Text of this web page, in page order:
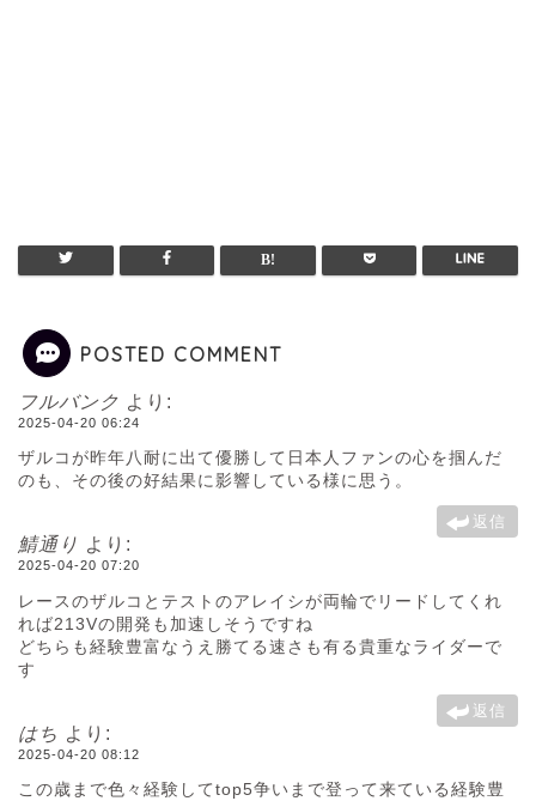
POSTED COMMENT
フルバンク より:
2025-04-20 06:24
ザルコが昨年八耐に出て優勝️して日本人ファンの心を掴んだ
のも、その後の好結果に影響している様に思う。
返信
鯖通り より:
2025-04-20 07:20
レースのザルコとテストのアレイシが両輪でリードしてくれ
れば213Vの開発も加速しそうですね
どちらも経験豊富なうえ勝てる速さも有る貴重なライダーで
す
返信
はち より:
2025-04-20 08:12
この歳まで色々経験してtop5争いまで登って来ている経験豊